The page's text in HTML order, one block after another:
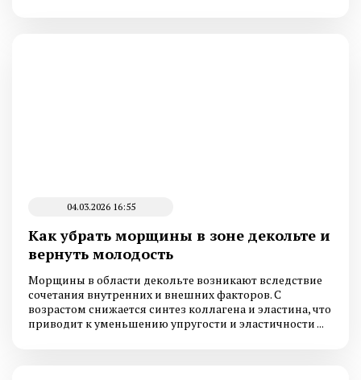
04.03.2026 16:55
Как убрать морщины в зоне декольте и
вернуть молодость
Морщины в области декольте возникают вследствие
сочетания внутренних и внешних факторов. С
возрастом снижается синтез коллагена и эластина, что
приводит к уменьшению упругости и эластичности ...